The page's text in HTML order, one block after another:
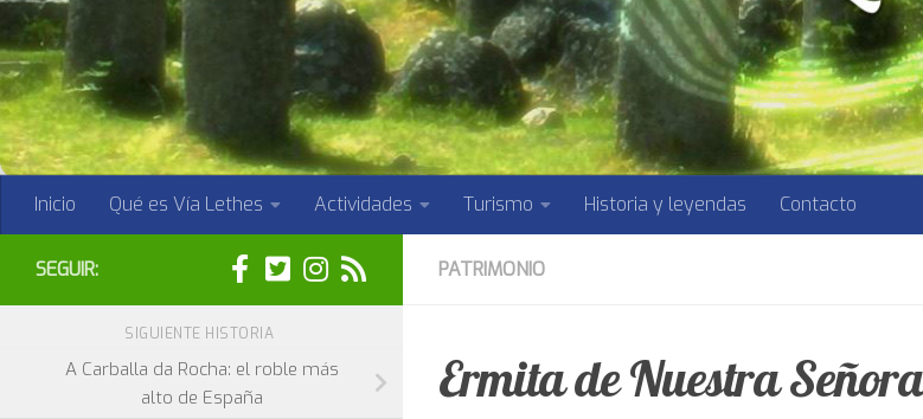
Inicio Qué es Vía Lethes Actividades Turismo Historia y leyendas Contacto
PATRIMONIO
Ermita de Nuestra
SEGUIR:
SIGUIENTE HISTORIA
A Carballa da Rocha: el roble más
alto de España